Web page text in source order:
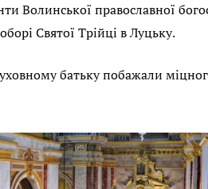
Волинської православної
Святої Трійці в Луцьку.
батьку побажали